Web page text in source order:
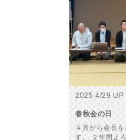
2025 4/29 UP
春秋会の日
４月から会長
す。 ２年間よ